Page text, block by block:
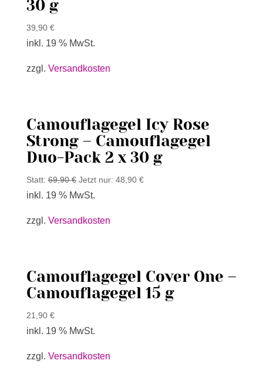
30 g
39,90 €
inkl. 19 % MwSt.
zzgl. Versandkosten
Camouflagegel Icy Rose
Strong – Camouflagegel
Duo-Pack 2 x 30 g
Statt: 69,90€ Jetzt nur: 48,90 €
inkl. 19 % MwSt.
zzgl. Versandkosten
Camouflagegel Cover One –
Camouflagegel 15 g
21,90 €
inkl. 19 % MwSt.
zzgl. Versandkosten